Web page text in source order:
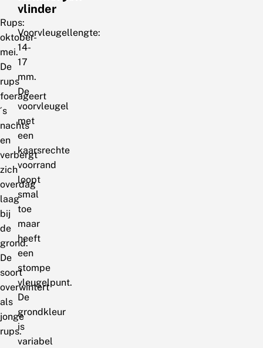
Rups:
oktober-
mei.
De
rups
foerageert
´s
nachts
en
verbergt
zich
overdag
laag
bij
de
grond.
De
soort
overwintert
als
jonge
rups.
vlinder
Voorvleugellengte:
14-
17
mm.
De
voorvleugel
met
een
kaarsrechte
voorrand
loopt
smal
toe
maar
heeft
een
stompe
vleugelpunt.
De
grondkleur
is
variabel